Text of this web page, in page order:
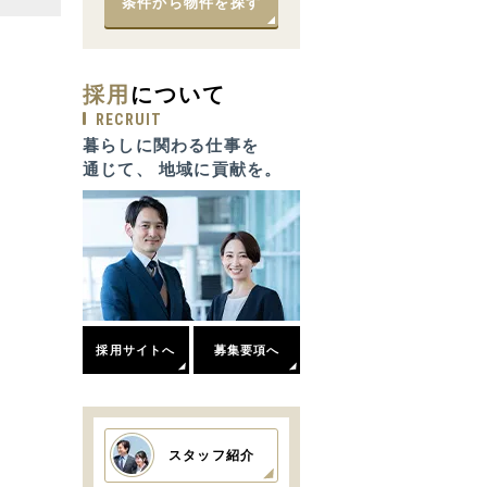
採用 について
RECRUIT
暮らしに関わる仕事を
通じて、 地域に貢献を。
採用サイトへ 募集要項へ
スタッフ紹介